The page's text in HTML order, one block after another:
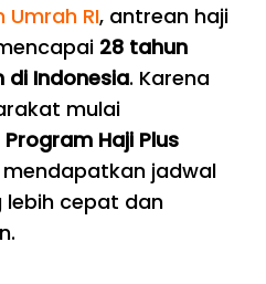
Umrah RI, antrean haji
28 tahun
di Indonesia. Karena
mulai
Program Haji Plus
jadwal
cepat dan